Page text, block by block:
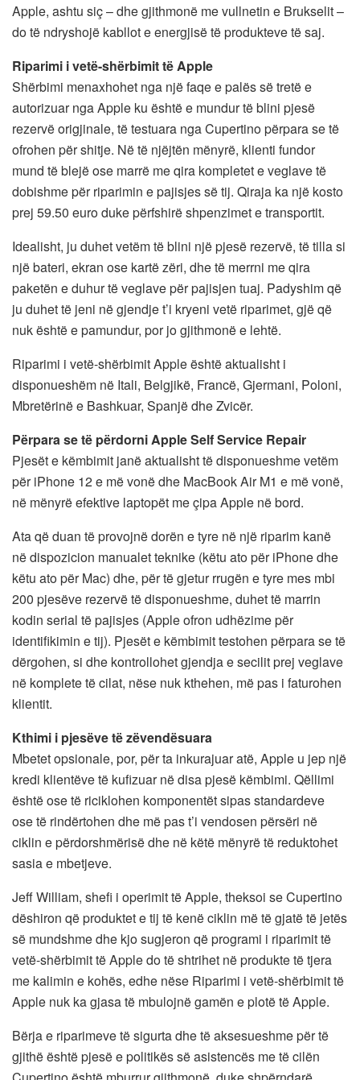
Apple, ashtu siç – dhe gjithmonë me vullnetin e Brukselit –
do të ndryshojë kabllot e energjisë të produkteve të saj.
Riparimi i vetë-shërbimit të Apple
Shërbimi menaxhohet nga një faqe e palës së tretë e
autorizuar nga Apple ku është e mundur të blini pjesë
rezervë origjinale, të testuara nga Cupertino përpara se të
ofrohen për shitje. Në të njëjtën mënyrë, klienti fundor
mund të blejë ose marrë me qira kompletet e veglave të
dobishme për riparimin e pajisjes së tij. Qiraja ka një kosto
prej 59.50 euro duke përfshirë shpenzimet e transportit.
Idealisht, ju duhet vetëm të blini një pjesë rezervë, të tilla si
një bateri, ekran ose kartë zëri, dhe të merrni me qira
paketën e duhur të veglave për pajisjen tuaj. Padyshim që
ju duhet të jeni në gjendje t’i kryeni vetë riparimet, gjë që
nuk është e pamundur, por jo gjithmonë e lehtë.
Riparimi i vetë-shërbimit Apple është aktualisht i
disponueshëm në Itali, Belgjikë, Francë, Gjermani, Poloni,
Mbretërinë e Bashkuar, Spanjë dhe Zvicër.
Përpara se të përdorni Apple Self Service Repair
Pjesët e këmbimit janë aktualisht të disponueshme vetëm
për iPhone 12 e më vonë dhe MacBook Air M1 e më vonë,
në mënyrë efektive laptopët me çipa Apple në bord.
Ata që duan të provojnë dorën e tyre në një riparim kanë
në dispozicion manualet teknike (këtu ato për iPhone dhe
këtu ato për Mac) dhe, për të gjetur rrugën e tyre mes mbi
200 pjesëve rezervë të disponueshme, duhet të marrin
kodin serial të pajisjes (Apple ofron udhëzime për
identifikimin e tij). Pjesët e këmbimit testohen përpara se të
dërgohen, si dhe kontrollohet gjendja e secilit prej veglave
në komplete të cilat, nëse nuk kthehen, më pas i faturohen
klientit.
Kthimi i pjesëve të zëvendësuara
Mbetet opsionale, por, për ta inkurajuar atë, Apple u jep një
kredi klientëve të kufizuar në disa pjesë këmbimi. Qëllimi
është ose të riciklohen komponentët sipas standardeve
ose të rindërtohen dhe më pas t’i vendosen përsëri në
ciklin e përdorshmërisë dhe në këtë mënyrë të reduktohet
sasia e mbetjeve.
Jeff William, shefi i operimit të Apple, theksoi se Cupertino
dëshiron që produktet e tij të kenë ciklin më të gjatë të jetës
së mundshme dhe kjo sugjeron që programi i riparimit të
vetë-shërbimit të Apple do të shtrihet në produkte të tjera
me kalimin e kohës, edhe nëse Riparimi i vetë-shërbimit të
Apple nuk ka gjasa të mbulojnë gamën e plotë të Apple.
Bërja e riparimeve të sigurta dhe të aksesueshme për të
gjithë është pjesë e politikës së asistencës me të cilën